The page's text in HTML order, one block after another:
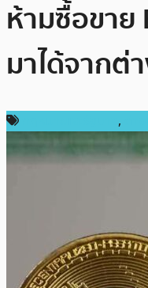
ห้ามซื้อขา
มาได้จากต่
,